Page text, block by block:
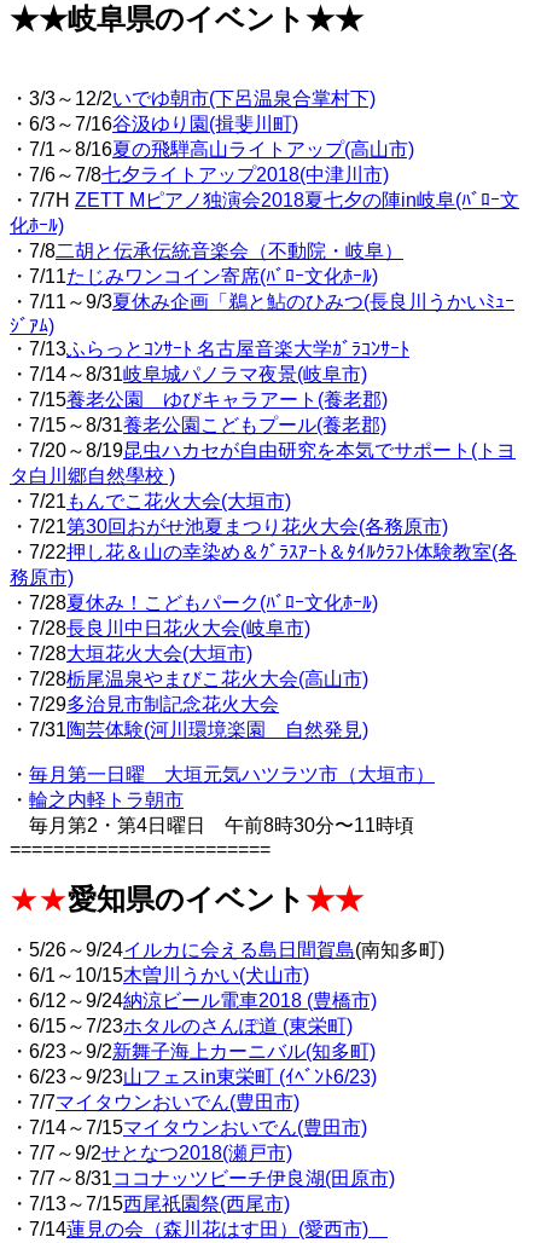
★★岐阜県のイベント★★
・3/3～12/2いでゆ朝市(下呂温泉合掌村下)
・6/3～7/16谷汲ゆり園(揖斐川町)
・7/1～8/16夏の飛騨高山ライトアップ(高山市)
・7/6～7/8七夕ライトアップ2018(中津川市)
・7/7H ZETT Mピアノ独演会2018夏七夕の陣in岐阜(ﾊﾞﾛｰ文
化ﾎｰﾙ)
・7/8二胡と伝承伝統音楽会（不動院・岐阜）
・7/11たじみワンコイン寄席(ﾊﾞﾛｰ文化ﾎｰﾙ)
・7/11～9/3夏休み企画「鵜と鮎のひみつ(長良川うかいﾐｭｰ
ｼﾞｱﾑ)
・7/13ふらっとｺﾝｻｰﾄ 名古屋音楽大学ｶﾞﾗｺﾝｻｰﾄ
・7/14～8/31岐阜城パノラマ夜景(岐阜市)
・7/15養老公園 ゆびキャラアート(養老郡)
・7/15～8/31養老公園こどもプール(養老郡)
・7/20～8/19昆虫ハカセが自由研究を本気でサポート(トヨ
タ白川郷自然學校 )
・7/21もんでこ花火大会(大垣市)
・7/21第30回おがせ池夏まつり花火大会(各務原市)
・7/22押し花＆山の幸染め＆ｸﾞﾗｽｱｰﾄ＆ﾀｲﾙｸﾗﾌﾄ体験教室(各
務原市)
・7/28夏休み！こどもパーク(ﾊﾞﾛｰ文化ﾎｰﾙ)
・7/28長良川中日花火大会(岐阜市)
・7/28大垣花火大会(大垣市)
・7/28栃尾温泉やまびこ花火大会(高山市)
・7/29多治見市制記念花火大会
・7/31陶芸体験(河川環境楽園 自然発見)
・ 毎月第一日曜 大垣元気ハツラツ市（大垣市）
・ 輪之内軽トラ朝市
毎月第2・第4日曜日 午前8時30分〜11時頃
========================
★★愛知県のイベント★★
・5/26～9/24イルカに会える島日間賀島(南知多町)
・6/1～10/15木曽川うかい(犬山市)
・6/12～9/24納涼ビール電車2018 (豊橋市)
・6/15～7/23ホタルのさんぽ道 (東栄町)
・6/23～9/2新舞子海上カーニバル(知多町)
・6/23～9/23山フェスin東栄町 (ｲﾍﾞﾝﾄ6/23)
・7/7マイタウンおいでん(豊田市)
・7/14～7/15マイタウンおいでん(豊田市)
・7/7～9/2せとなつ2018(瀬戸市)
・7/7～8/31ココナッツビーチ伊良湖(田原市)
・7/13～7/15西尾祇園祭(西尾市)
・7/14蓮見の会（森川花はす田）(愛西市)